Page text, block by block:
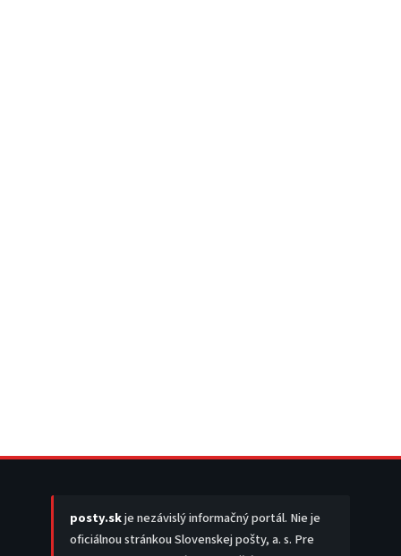
posty.skje nezávislý informačný portál. Nie je
oficiálnou stránkou Slovenskej pošty, a. s. Pre